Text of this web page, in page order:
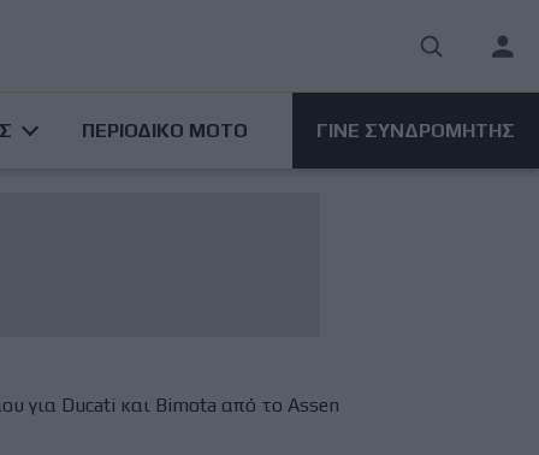
User
ΠΕΡΙΟΔΙΚΟ ΜΟΤΟ ΓΙΝΕ ΣΥΝΔΡΟΜΗΤΗΣ
για Ducati και Bimota από το Assen